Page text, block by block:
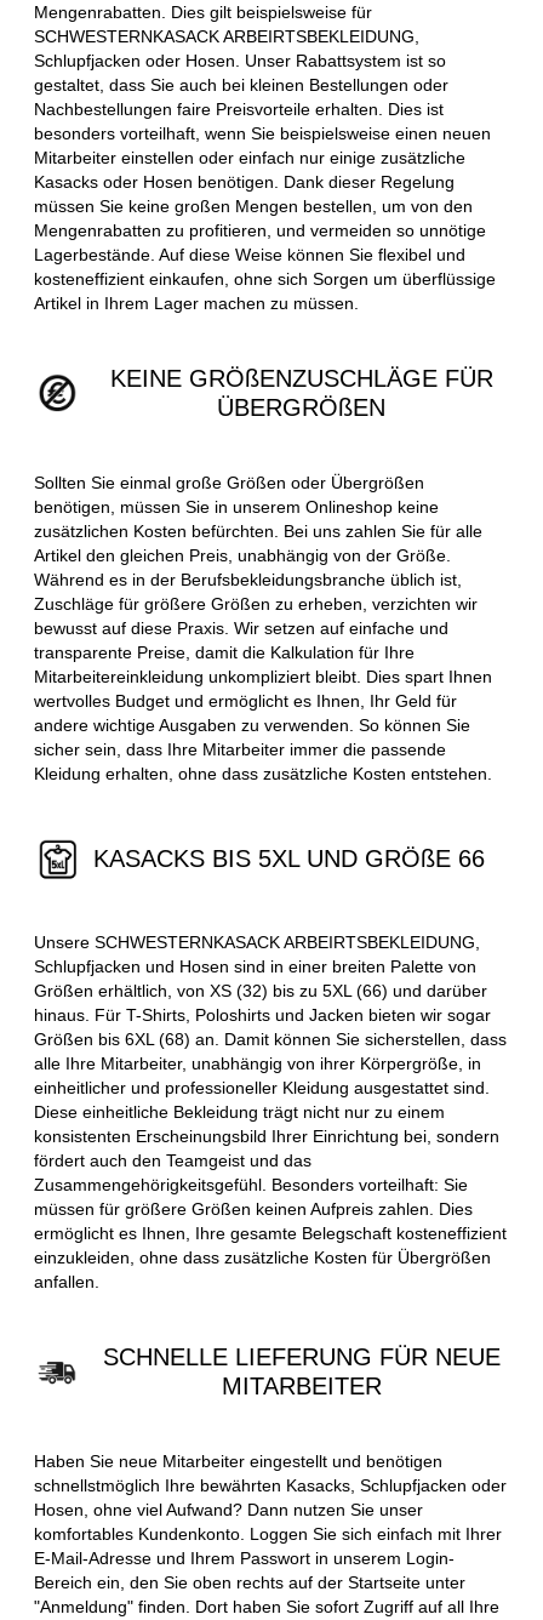
Mengenrabatten. Dies gilt beispielsweise für
SCHWESTERNKASACK ARBEIRTSBEKLEIDUNG,
Schlupfjacken oder Hosen. Unser Rabattsystem ist so
gestaltet, dass Sie auch bei kleinen Bestellungen oder
Nachbestellungen faire Preisvorteile erhalten. Dies ist
besonders vorteilhaft, wenn Sie beispielsweise einen neuen
Mitarbeiter einstellen oder einfach nur einige zusätzliche
Kasacks oder Hosen benötigen. Dank dieser Regelung
müssen Sie keine großen Mengen bestellen, um von den
Mengenrabatten zu profitieren, und vermeiden so unnötige
Lagerbestände. Auf diese Weise können Sie flexibel und
kosteneffizient einkaufen, ohne sich Sorgen um überflüssige
Artikel in Ihrem Lager machen zu müssen.
KEINE GRÖßENZUSCHLÄGE FÜR
ÜBERGRÖßEN
Sollten Sie einmal große Größen oder Übergrößen
benötigen, müssen Sie in unserem Onlineshop keine
zusätzlichen Kosten befürchten. Bei uns zahlen Sie für alle
Artikel den gleichen Preis, unabhängig von der Größe.
Während es in der Berufsbekleidungsbranche üblich ist,
Zuschläge für größere Größen zu erheben, verzichten wir
bewusst auf diese Praxis. Wir setzen auf einfache und
transparente Preise, damit die Kalkulation für Ihre
Mitarbeitereinkleidung unkompliziert bleibt. Dies spart Ihnen
wertvolles Budget und ermöglicht es Ihnen, Ihr Geld für
andere wichtige Ausgaben zu verwenden. So können Sie
sicher sein, dass Ihre Mitarbeiter immer die passende
Kleidung erhalten, ohne dass zusätzliche Kosten entstehen.
KASACKS BIS 5XL UND GRÖßE 66
Unsere SCHWESTERNKASACK ARBEIRTSBEKLEIDUNG,
Schlupfjacken und Hosen sind in einer breiten Palette von
Größen erhältlich, von XS (32) bis zu 5XL (66) und darüber
hinaus. Für T-Shirts, Poloshirts und Jacken bieten wir sogar
Größen bis 6XL (68) an. Damit können Sie sicherstellen, dass
alle Ihre Mitarbeiter, unabhängig von ihrer Körpergröße, in
einheitlicher und professioneller Kleidung ausgestattet sind.
Diese einheitliche Bekleidung trägt nicht nur zu einem
konsistenten Erscheinungsbild Ihrer Einrichtung bei, sondern
fördert auch den Teamgeist und das
Zusammengehörigkeitsgefühl. Besonders vorteilhaft: Sie
müssen für größere Größen keinen Aufpreis zahlen. Dies
ermöglicht es Ihnen, Ihre gesamte Belegschaft kosteneffizient
einzukleiden, ohne dass zusätzliche Kosten für Übergrößen
anfallen.
SCHNELLE LIEFERUNG FÜR NEUE
MITARBEITER
Haben Sie neue Mitarbeiter eingestellt und benötigen
schnellstmöglich Ihre bewährten Kasacks, Schlupfjacken oder
Hosen, ohne viel Aufwand? Dann nutzen Sie unser
komfortables Kundenkonto. Loggen Sie sich einfach mit Ihrer
E-Mail-Adresse und Ihrem Passwort in unserem Login-
Bereich ein, den Sie oben rechts auf der Startseite unter
"Anmeldung" finden. Dort haben Sie sofort Zugriff auf all Ihre